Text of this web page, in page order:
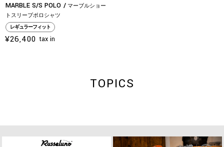
MARBLE S/S POLO
マーブルショー
トスリーブポロシャツ
レギュラーフィット
¥26,400 tax in
TOPICS